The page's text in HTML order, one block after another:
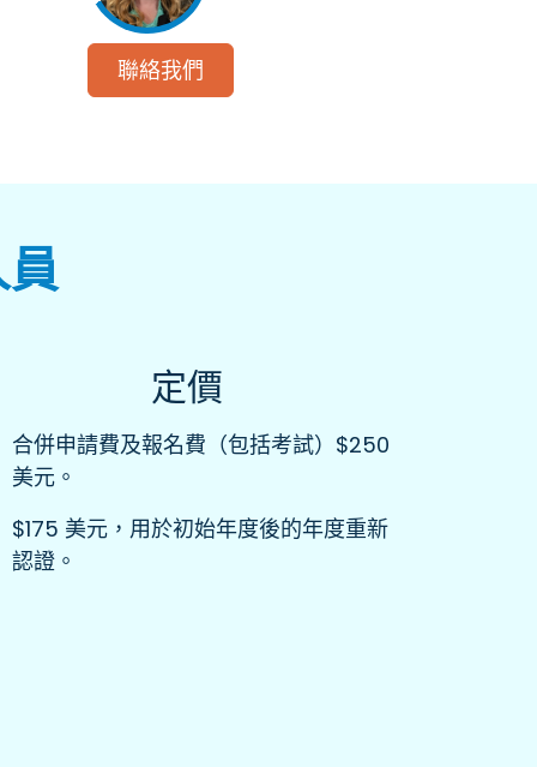
聯絡我們
定價
合併申請費及報名費（包括考試）$250
美元。
$175 美元，用於初始年度後的年度重新
認證。